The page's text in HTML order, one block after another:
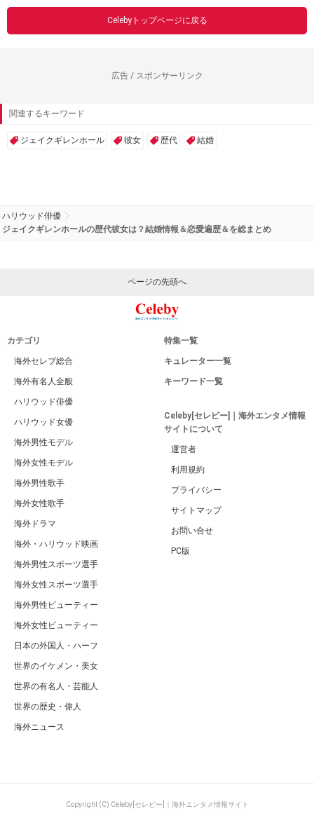
Celebyトップページに戻る
広告 / スポンサーリンク
関連するキーワード
ジェイクギレンホール 彼女 歴代 結婚
ハリウッド俳優
ジェイクギレンホールの歴代彼女は？結婚情報＆恋愛遍歴＆を総まとめ
ページの先頭へ
カテゴリ
海外セレブ総合
海外有名人全般
ハリウッド俳優
ハリウッド女優
海外男性モデル
海外女性モデル
海外男性歌手
海外女性歌手
海外ドラマ
海外・ハリウッド映画
海外男性スポーツ選手
海外女性スポーツ選手
海外男性ビューティー
海外女性ビューティー
日本の外国人・ハーフ
世界のイケメン・美女
世界の有名人・芸能人
世界の歴史・偉人
海外ニュース
特集一覧
キュレーター一覧
キーワード一覧
Celeby[セレビー]｜海外エンタメ情報
サイトについて
運営者
利用規約
プライバシー
サイトマップ
お問い合せ
PC版
Copyright (C) Celeby[セレビー]｜海外エンタメ情報サイト